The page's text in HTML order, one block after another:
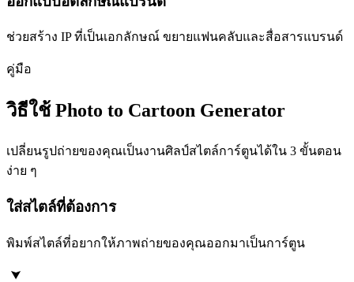
ช่วยสร้าง IP ที่เป็นเอกลักษณ์ ขยายแฟนคลับและสื่อสารแบรนด์
คู่มือ
วิธีใช้ Photo to Cartoon Generator
เปลี่ยนรูปถ่ายของคุณเป็นงานศิลป์สไตล์การ์ตูนได้ใน 3 ขั้นตอน
ง่าย ๆ
ใส่สไตล์ที่ต้องการ
พิมพ์สไตล์ที่อยากให้ภาพถ่ายของคุณออกมาเป็นการ์ตูน